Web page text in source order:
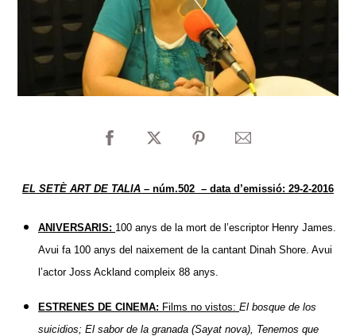
EL SETÈ ART DE TALIA – núm.502 – data d’emissió: 29-2-2016
ANIVERSARIS: 100 anys de la mort de l’escriptor Henry James.
Avui fa 100 anys del naixement de la cantant Dinah Shore. Avui
l’actor Joss Ackland compleix 88 anys.
ESTRENES DE CINEMA: Films no vistos: El bosque de los
suicidios; El sabor de la granada (Sayat nova), Tenemos que